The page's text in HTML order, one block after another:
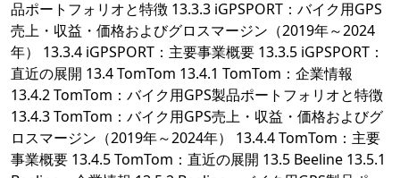
品ポートフォリオと特徴 13.3.3 iGPSPORT：バイク用GPS
売上・収益・価格およびグロスマージン（2019年～2024
年） 13.3.4 iGPSPORT：主要事業概要 13.3.5 iGPSPORT：
直近の展開 13.4 TomTom 13.4.1 TomTom：企業情報
13.4.2 TomTom：バイク用GPS製品ポートフォリオと特徴
13.4.3 TomTom：バイク用GPS売上・収益・価格およびグ
ロスマージン（2019年～2024年） 13.4.4 TomTom：主要
事業概要 13.4.5 TomTom：直近の展開 13.5 Beeline 13.5.1